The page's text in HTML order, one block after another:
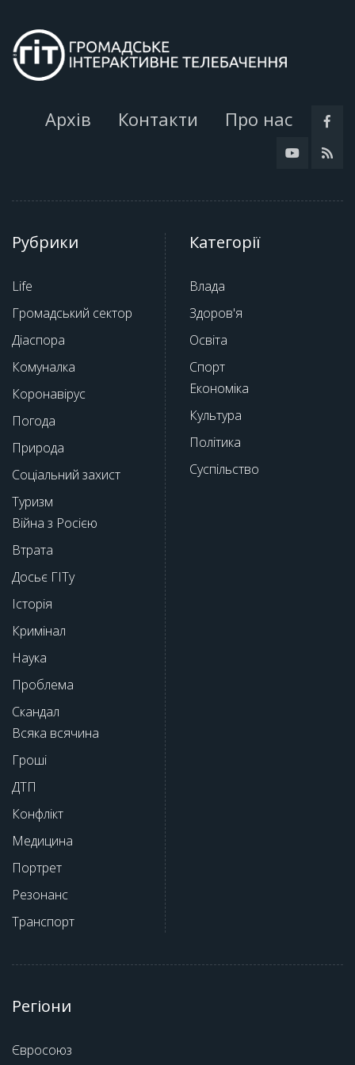
Архів Контакти Про нас
Рубрики
Life
Громадський сектор
Діаспора
Комуналка
Коронавірус
Погода
Природа
Соціальний захист
Туризм
Війна з Росією
Втрата
Досьє ГІТу
Історія
Кримінал
Наука
Проблема
Скандал
Всяка всячина
Гроші
ДТП
Конфлікт
Медицина
Портрет
Резонанс
Транспорт
Категорії
Влада
Здоров'я
Освіта
Спорт
Економіка
Культура
Політика
Суспільство
Регіони
Євросоюз